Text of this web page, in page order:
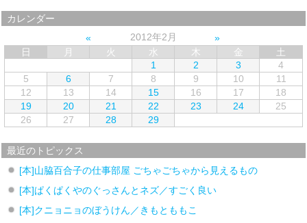
カレンダー
2012年2月
日
月 火 水 木 金
土
1
2 3
4
5
6 7 8 9 10
11
12
13 14 15 16 17
18
19
20 21 22 23 24
25
26
27 28 29
最近のトピックス
[本]山脇百合子の仕事部屋 ごちゃごちゃから見えるもの
[本]ぱくぱくやのぐっさんとネズ／すごく良い
[本]クニョニョのぼうけん／きもとももこ